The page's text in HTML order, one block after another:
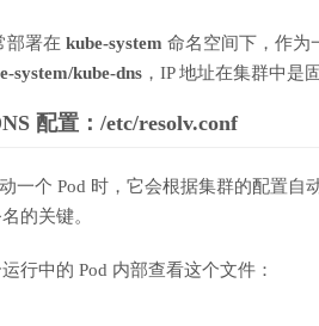
部署在 kube-system 命名空间下，作为
system/kube-dns ，IP 地址在集群中是
配置：/etc/resolv.conf
一个 Pod 时，它会根据集群的配置自
的关键。
行中的 Pod 内部查看这个文件：